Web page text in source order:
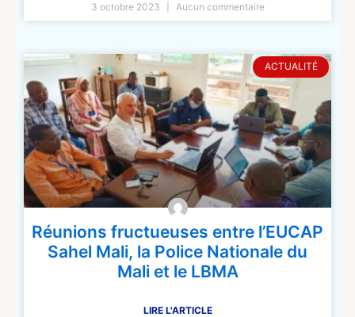
3 octobre 2023
Aucun commentaire
ACTUALITÉ
Réunions fructueuses entre l’EUCAP
Sahel Mali, la Police Nationale du
Mali et le LBMA
LIRE L'ARTICLE